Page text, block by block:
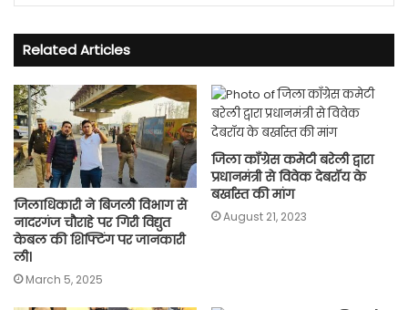
Related Articles
जिलाधिकारी ने बिजली विभाग से
नादरगंज चौराहे पर गिरी विद्युत
केबल की शिफ्टिंग पर जानकारी
ली।
March 5, 2025
जिला कॉंग्रेस कमेटी बरेली द्वारा
प्रधानमंत्री से विवेक देबरॉय के
बर्खास्त की मांग
August 21, 2023